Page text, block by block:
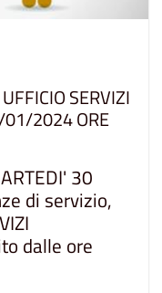
SERVIZI
01/2024 ORE
30
di servizio,
dalle ore